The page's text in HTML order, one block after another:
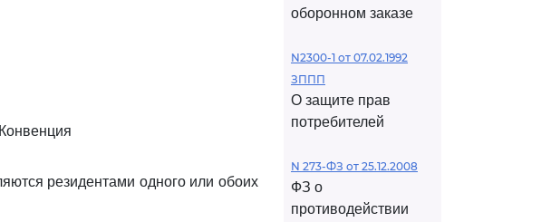
резидентами одного или обоих
оборонном заказе
N2300-1 от 07.02.1992
ЗППП
О защите прав
потребителей
N 273-ФЗ от 25.12.2008
ФЗ о
противодействии